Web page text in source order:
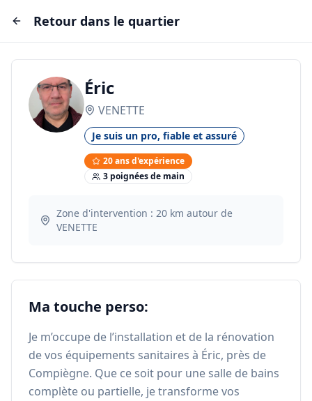
Retour dans le quartier
Éric
VENETTE
Je suis un pro, fiable et assuré
20ans d'expérience
3 poignéesde main
Zone d'intervention : 20km autour de
VENETTE
Ma touche perso:
Je m’occupe de l’installation et de la rénovation
de vos équipements sanitaires à Éric, près de
Compiègne. Que ce soit pour une salle de bains
complète ou partielle, je transforme vos